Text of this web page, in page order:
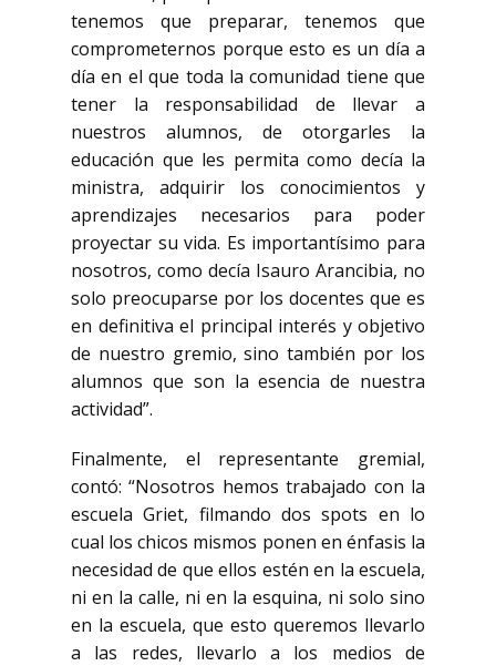
tenemos que preparar, tenemos que
comprometernos porque esto es un día a
día en el que toda la comunidad tiene que
tener la responsabilidad de llevar a
nuestros alumnos, de otorgarles la
educación que les permita como decía la
ministra, adquirir los conocimientos y
aprendizajes necesarios para poder
proyectar su vida. Es importantísimo para
nosotros, como decía Isauro Arancibia, no
solo preocuparse por los docentes que es
en definitiva el principal interés y objetivo
de nuestro gremio, sino también por los
alumnos que son la esencia de nuestra
actividad”.
Finalmente, el representante gremial,
contó: “Nosotros hemos trabajado con la
escuela Griet, filmando dos spots en lo
cual los chicos mismos ponen en énfasis la
necesidad de que ellos estén en la escuela,
ni en la calle, ni en la esquina, ni solo sino
en la escuela, que esto queremos llevarlo
a las redes, llevarlo a los medios de